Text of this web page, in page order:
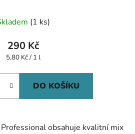
(1 ks)
290 Kč
Měrná
5,80 Kč / 1 l
DO KOŠÍKU
obsahuje kvalitní mix